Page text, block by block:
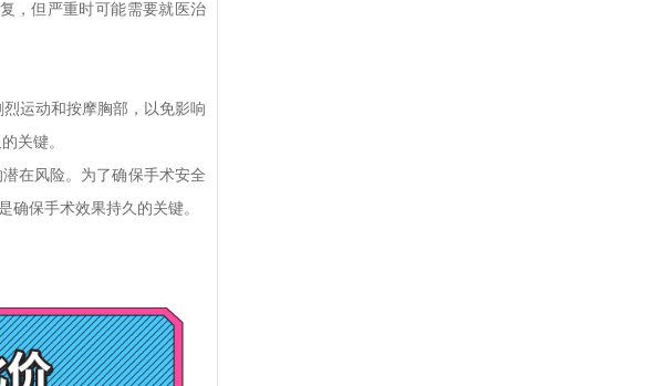
，但严重时可能需要就医治
运动和按摩胸部，以免影响
关键。
在风险。为了确保手术安全
保手术效果持久的关键。